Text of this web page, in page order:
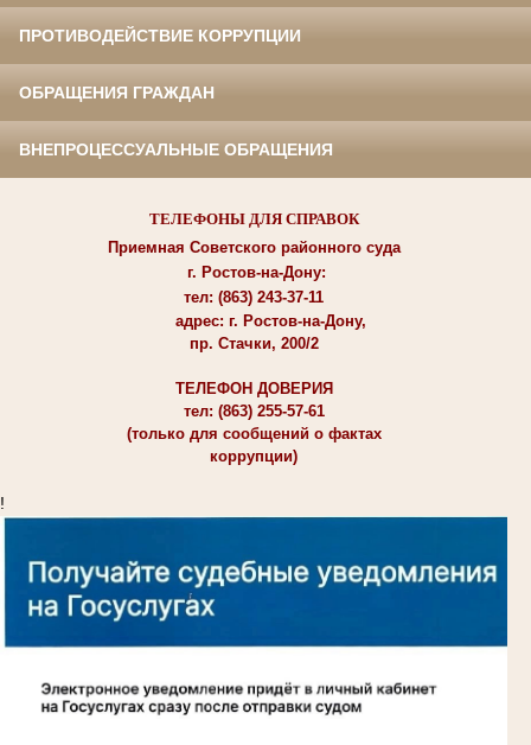
ПРОТИВОДЕЙСТВИЕ КОРРУПЦИИ
ОБРАЩЕНИЯ ГРАЖДАН
ВНЕПРОЦЕССУАЛЬНЫЕ ОБРАЩЕНИЯ
ТЕЛЕФОНЫ ДЛЯ СПРАВОК
Приемная Советского районного суда
г. Ростов-на-Дону:
тел: (863) 243-37-11
адрес: г. Ростов-на-Дону,
пр. Стачки, 200/2
ТЕЛЕФОН ДОВЕРИЯ
тел: (863) 255-57-61
(только для сообщений о фактах
коррупции)
!